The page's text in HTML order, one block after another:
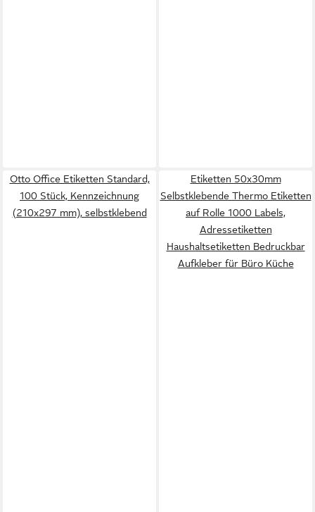
Otto Office Etiketten Standard,
100 Stück, Kennzeichnung
(210x297 mm), selbstklebend
Etiketten 50x30mm
Selbstklebende Thermo Etiketten
auf Rolle 1000 Labels,
Adressetiketten
Haushaltsetiketten Bedruckbar
Aufkleber für Büro Küche